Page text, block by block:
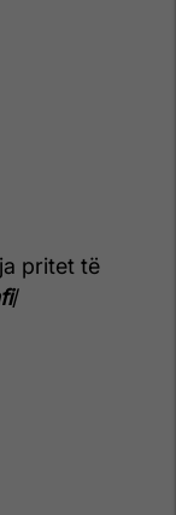
pritet të
/